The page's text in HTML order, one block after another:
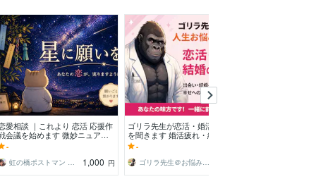
愛相談 ｜これより 恋活 応援作
会議を始めます 微妙ニュアン
、一緒に紐解きます！これって
脈アリ？脈ナシ？
-
虹の橋ポストマン けだま｜心のヒーリング
1,000 円
ゴリラ先生が恋活・婚活のお悩み
を聞きます 婚活疲れ・結婚の迷
い・恋活の不安を整理します
-
ゴリラ先生＠お悩み相談